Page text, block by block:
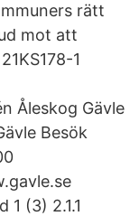
rätt
mot att
1
Åleskog Gävle
Besök
(3) 2.1.1